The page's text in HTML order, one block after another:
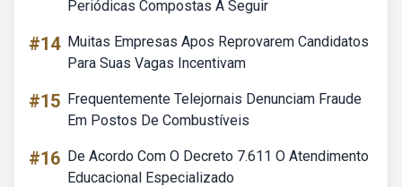
Periódicas Compostas A Seguir
#14 Muitas Empresas Apos Reprovarem Candidatos
Para Suas Vagas Incentivam
#15 Frequentemente Telejornais Denunciam Fraude
Em Postos De Combustíveis
#16 De Acordo Com O Decreto 7.611 O Atendimento
Educacional Especializado